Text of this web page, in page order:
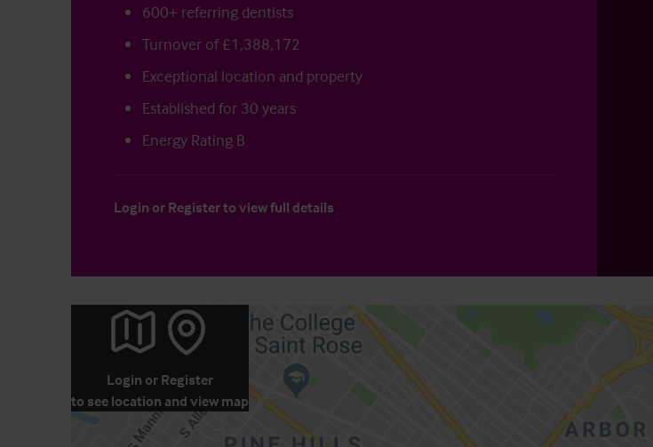
600+ referring dentists
Turnover of £1,388,172
Exceptional location and property
Established for 30 years
Energy Rating B
Login or Registerto view full details
Login or Register
to see location and view map